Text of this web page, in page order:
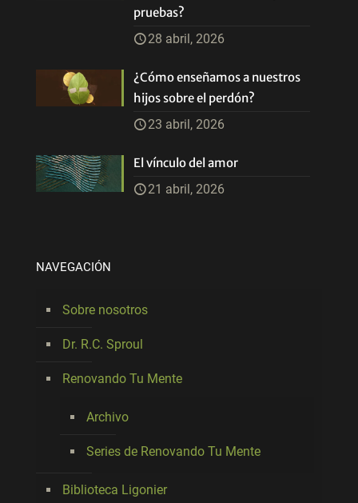
pruebas?
28 abril, 2026
¿Cómo enseñamos a nuestros
hijos sobre el perdón?
23 abril, 2026
El vínculo del amor
21 abril, 2026
NAVEGACIÓN
Sobre nosotros
Dr. R.C. Sproul
Renovando Tu Mente
Archivo
Series de Renovando Tu Mente
Biblioteca Ligonier